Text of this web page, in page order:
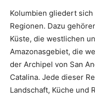
Kolumbien gliedert
Regionen. Dazu
Küste, die westlichen
Amazonasgebiet, die
der Archipel von San
Catalina. Jede dieser
Landschaft, Küche und